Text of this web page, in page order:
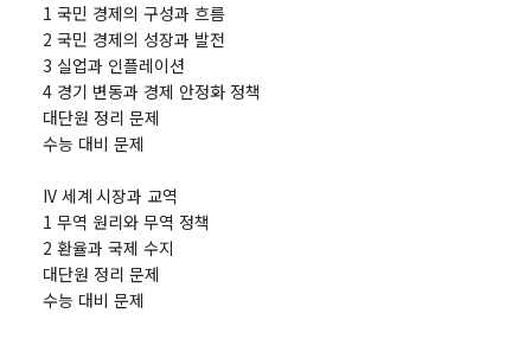
1 국민 경제의 구성과 흐름
2 국민 경제의 성장과 발전
3 실업과 인플레이션
4 경기 변동과 경제 안정화 정책
대단원 정리 문제
수능 대비 문제
IV 세계 시장과 교역
1 무역 원리와 무역 정책
2 환율과 국제 수지
대단원 정리 문제
수능 대비 문제